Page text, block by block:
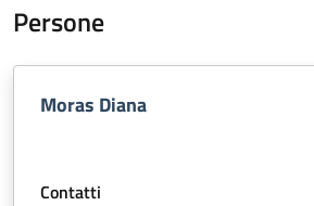
Persone
Moras Diana
Contatti